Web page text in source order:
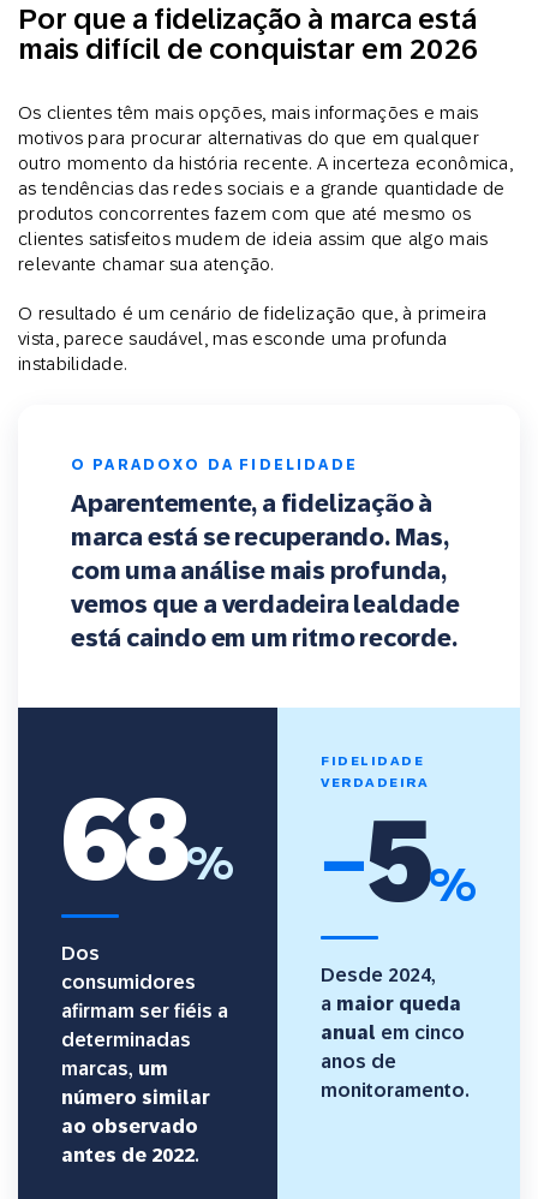
Por que a fidelização à marca está
mais difícil de conquistar em 2026
Os clientes têm mais opções, mais informações e mais
motivos para procurar alternativas do que em qualquer
outro momento da história recente. A incerteza econômica,
as tendências das redes sociais e a grande quantidade de
produtos concorrentes fazem com que até mesmo os
clientes satisfeitos mudem de ideia assim que algo mais
relevante chamar sua atenção.
O resultado é um cenário de fidelização que, à primeira
vista, parece saudável, mas esconde uma profunda
instabilidade.
O PARADOXO DA FIDELIDADE
Aparentemente, a fidelização à
marca está se recuperando. Mas,
com uma análise mais profunda,
vemos que a verdadeira lealdade
está caindo em um ritmo recorde.
68%
Dos
consumidores
afirmam ser fiéis a
determinadas
marcas, um
número similar
ao observado
antes de 2022.
FIDELIDADE
VERDADEIRA
−5%
Desde 2024,
a maior queda
anual em cinco
anos de
monitoramento.